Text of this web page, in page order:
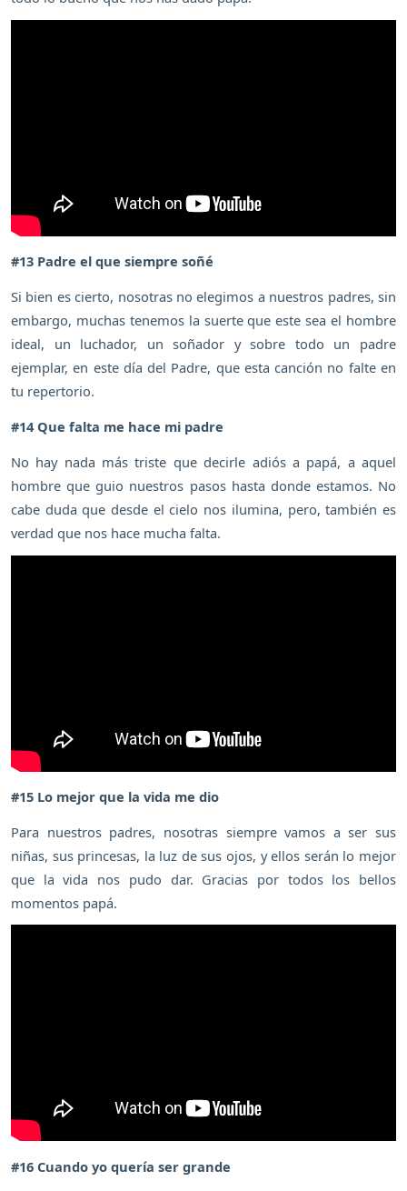
#13 Padre el que siempre soñé
Si bien es cierto, nosotras no elegimos a nuestros padres, sin
embargo, muchas tenemos la suerte que este sea el hombre
ideal, un luchador, un soñador y sobre todo un padre
ejemplar, en este día del Padre, que esta canción no falte en
tu repertorio.
#14 Que falta me hace mi padre
No hay nada más triste que decirle adiós a papá, a aquel
hombre que guio nuestros pasos hasta donde estamos. No
cabe duda que desde el cielo nos ilumina, pero, también es
verdad que nos hace mucha falta.
#15 Lo mejor que la vida me dio
Para nuestros padres, nosotras siempre vamos a ser sus
niñas, sus princesas, la luz de sus ojos, y ellos serán lo mejor
que la vida nos pudo dar. Gracias por todos los bellos
momentos papá.
#16 Cuando yo quería ser grande